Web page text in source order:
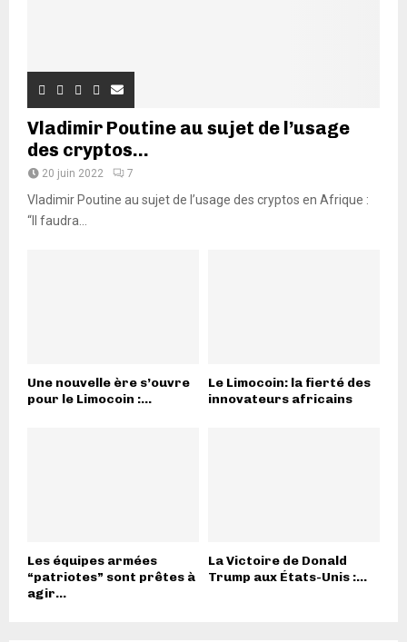
Vladimir Poutine au sujet de l’usage
des cryptos...
20 juin 2022 7
Vladimir Poutine au sujet de l’usage des cryptos en Afrique :
“Il faudra...
Une nouvelle ère s’ouvre
pour le Limocoin :...
Le Limocoin: la fierté des
innovateurs africains
Les équipes armées
“patriotes” sont prêtes à
agir...
La Victoire de Donald
Trump aux États-Unis :...